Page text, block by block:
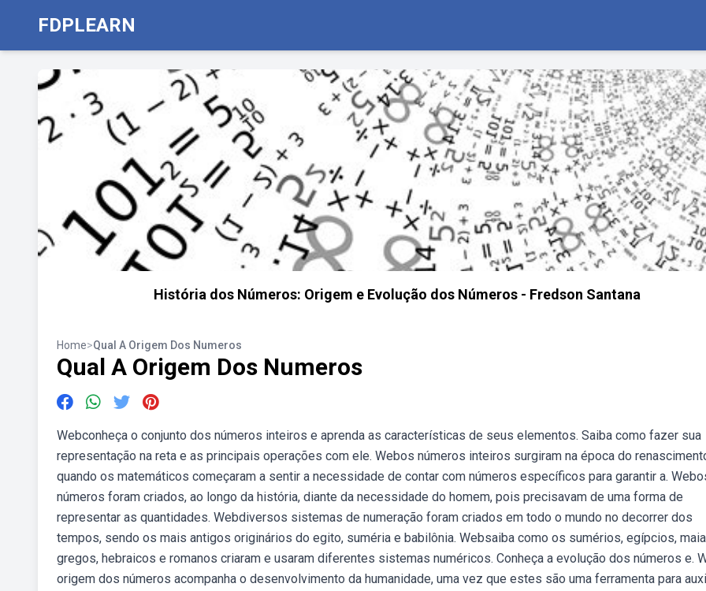
FDPLEARN
História dos Números: Origem e Evolução dos Números - Fredson Santana
Home>Qual A Origem Dos Numeros
Qual A Origem Dos Numeros
Webconheça o conjunto dos números inteiros e aprenda as características de seus elementos. Saiba como fazer sua
representação na reta e as principais operações com ele. Webos números inteiros surgiram na época do
quando os matemáticos começaram a sentir a necessidade de contar com números específicos para garantir a.
números foram criados, ao longo da história, diante da necessidade do homem, pois precisavam de uma forma de
representar as quantidades. Webdiversos sistemas de numeração foram criados em todo o mundo no decorrer dos
tempos, sendo os mais antigos originários do egito, suméria e babilônia. Websaiba como os sumérios, egípcios,
gregos, hebraicos e romanos criaram e usaram diferentes sistemas numéricos. Conheça a evolução dos números e.
origem dos números acompanha o desenvolvimento da humanidade, uma vez que estes são uma ferramenta para